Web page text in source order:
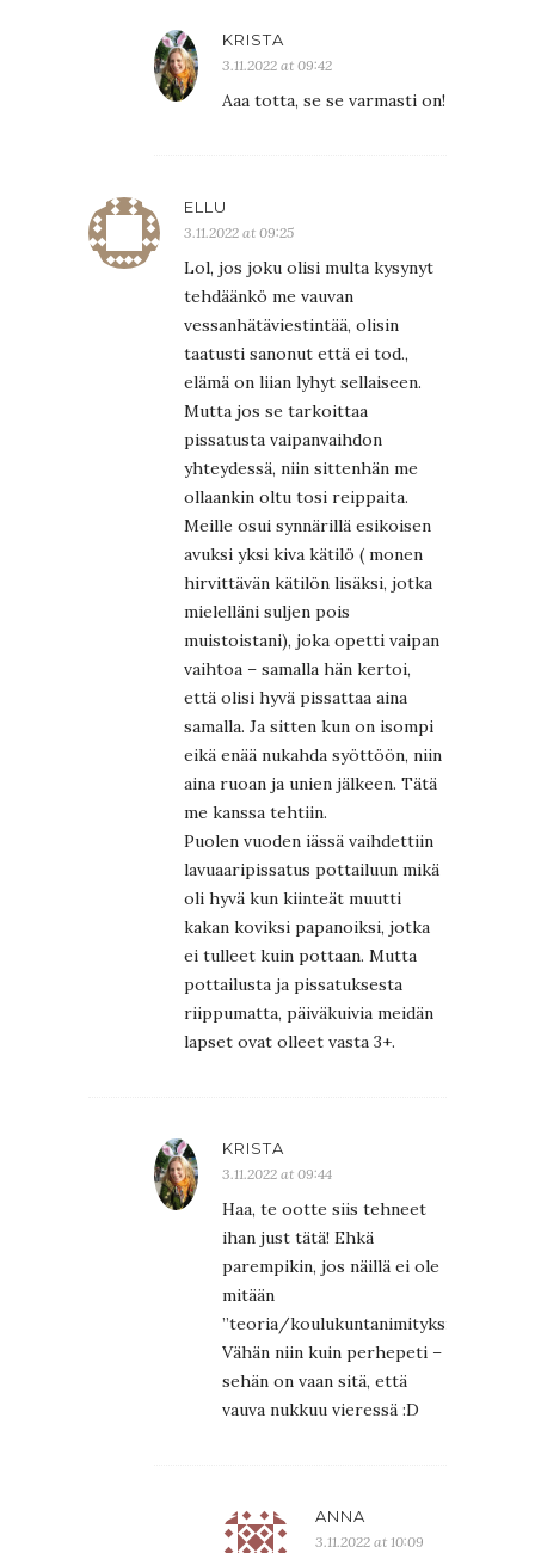
KRISTA
3.11.2022 at 09:42
Aaa totta, se se varmasti on!
ELLU
3.11.2022 at 09:25
Lol, jos joku olisi multa kysynyt
tehdäänkö me vauvan
vessanhätäviestintää, olisin
taatusti sanonut että ei tod.,
elämä on liian lyhyt sellaiseen.
Mutta jos se tarkoittaa
pissatusta vaipanvaihdon
yhteydessä, niin sittenhän me
ollaankin oltu tosi reippaita.
Meille osui synnärillä esikoisen
avuksi yksi kiva kätilö ( monen
hirvittävän kätilön lisäksi, jotka
mielelläni suljen pois
muistoistani), joka opetti vaipan
vaihtoa – samalla hän kertoi,
että olisi hyvä pissattaa aina
samalla. Ja sitten kun on isompi
eikä enää nukahda syöttöön, niin
aina ruoan ja unien jälkeen. Tätä
me kanssa tehtiin.
Puolen vuoden iässä vaihdettiin
lavuaaripissatus pottailuun mikä
oli hyvä kun kiinteät muutti
kakan koviksi papanoiksi, jotka
ei tulleet kuin pottaan. Mutta
pottailusta ja pissatuksesta
riippumatta, päiväkuivia meidän
lapset ovat olleet vasta 3+.
KRISTA
3.11.2022 at 09:44
Haa, te ootte siis tehneet
ihan just tätä! Ehkä
parempikin, jos näillä ei ole
mitään
”teoria/koulukuntanimityksiä”.
Vähän niin kuin perhepeti –
sehän on vaan sitä, että
vauva nukkuu vieressä :D
ANNA
3.11.2022 at 10:09